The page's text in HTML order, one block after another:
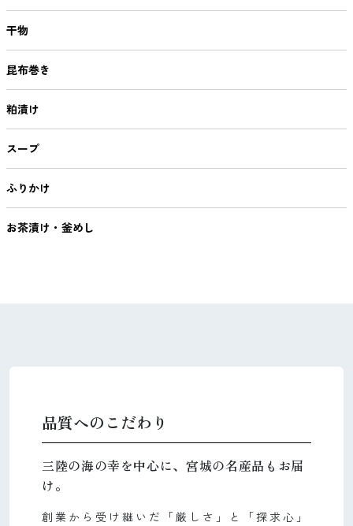
干物
昆布巻き
粕漬け
スープ
ふりかけ
お茶漬け・釜めし
品質へのこだわり
三陸の海の幸を中心に、宮城の名産品もお届
け。
創業から受け継いだ「厳しさ」と「探求心」